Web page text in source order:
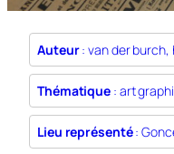
Auteur: van der burch,
Thématique : art
Lieu représenté: